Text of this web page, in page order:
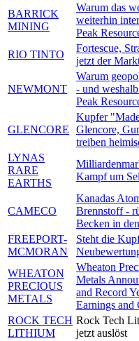
BARRICK
MINING
Warum das
weiterhin
Peak
RIO TINTO
Fortescue,
jetzt der
NEWMONT
Warum
- und
Peak
GLENCORE
Kupfer
Glencore,
treiben
LYNAS
RARE
EARTHS
Kampf um
CAMECO
Kanadas
Brennstoff -
Becken in
FREEPORT-
MCMORAN
Steht die
WHEATON
PRECIOUS
METALS
Wheaton
Metals
and Record
Earnings and
ROCK TECH
LITHIUM
Rock Tech
jetzt auslöst